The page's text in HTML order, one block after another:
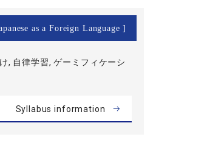
as a Foreign Language ]
, 自律学習, ゲーミフィケーシ
Syllabus information